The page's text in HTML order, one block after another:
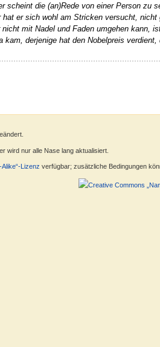
scheint die (an)Rede von einer Person zu
hat er sich wohl am Stricken versucht,
nicht mit Nadel und Faden umgehen kann,
kam, derjenige hat den Nobelpreis
wird nur alle Nase lang aktualisiert.
Lizenz verfügbar; zusätzliche Bedingungen